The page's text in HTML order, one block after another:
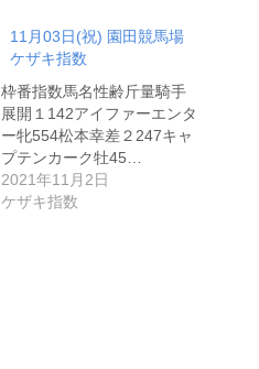
11月03日(祝) 園田競馬場
ケザキ指数
枠番指数馬名性齢斤量騎手
展開１142アイファーエンタ
ー牝554松本幸差２247キャ
プテンカーク牡45…
2021年11月2日
ケザキ指数